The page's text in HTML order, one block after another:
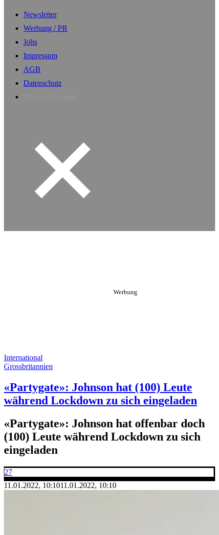
Newsletter
Werbung / PR
Jobs
Impressum
AGB
Datenschutz
International
Grossbritannien
«Partygate»: Johnson hat (100) Leute
während Lockdown zu sich eingeladen
«Partygate»: Johnson hat offenbar doch
(100) Leute während Lockdown zu sich
eingeladen
27
11.01.2022, 10:1011.01.2022, 10:10